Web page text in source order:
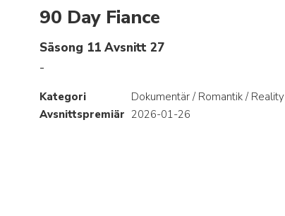
90 Day Fiance
Säsong 11 Avsnitt 27
-
Kategori
Dokumentär / Romantik / Reality
Avsnittspremiär 2026-01-26